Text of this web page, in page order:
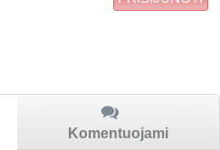
Komentuojami